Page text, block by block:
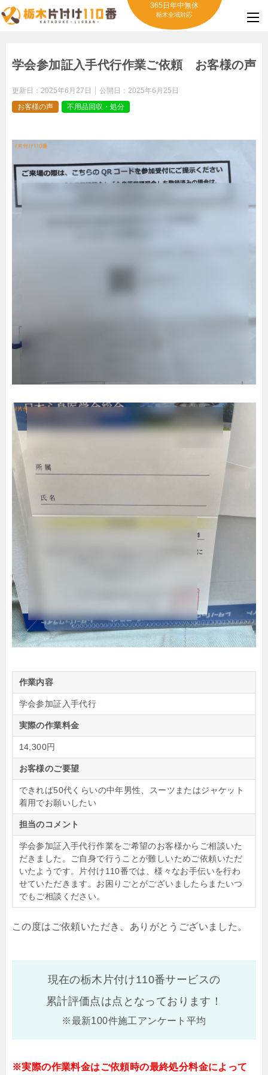
365日年中無休
栃木全域対応
学会参加証入手代行作業ご依頼 お客様の声
更新日： 2025年6月27日 公開日： 2025年6月25日
お客様の声
不用品回収・処分
作業内容
学会参加証入手代行
実際の作業料金
14,300円
お客様のご要望
できれば50代くらいの中年男性、スーツまたはジャケット
着用でお願いしたい
担当のコメント
学会参加証入手代行作業をご希望のお客様からご相談いた
だきました。ご自身で行うことが難しいためご依頼いただ
いたようです。片付け110番では、様々なお手伝いを行わ
せていただきます。お困りごとがございましたらまたいつ
でもご相談ください。
この度はご依頼いただき、ありがとうございました。
現在の栃木片付け110番サービスの
累計評価点は点となっております！
※最新100件施工アンケート平均
※実際の作業料金はご依頼時の最終処分料金によって